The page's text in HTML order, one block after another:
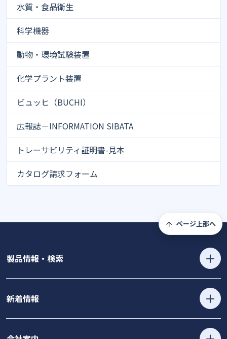
水質・食品衛生
科学機器
動物・環境試験装置
化学プラント装置
ビュッヒ（BUCHI）
広報誌－INFORMATION SIBATA
トレーサビリティ証明書-見本
カタログ請求フォーム
ページ上部へ
製品情報・検索
新着情報